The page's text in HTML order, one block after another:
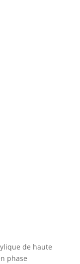
de haute
phase